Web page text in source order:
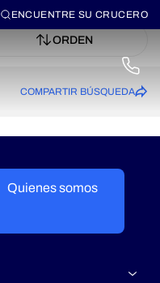
ENCUENTRE SU CRUCERO
ORDEN
COMPARTIR BÚSQUEDA
Quienes somos